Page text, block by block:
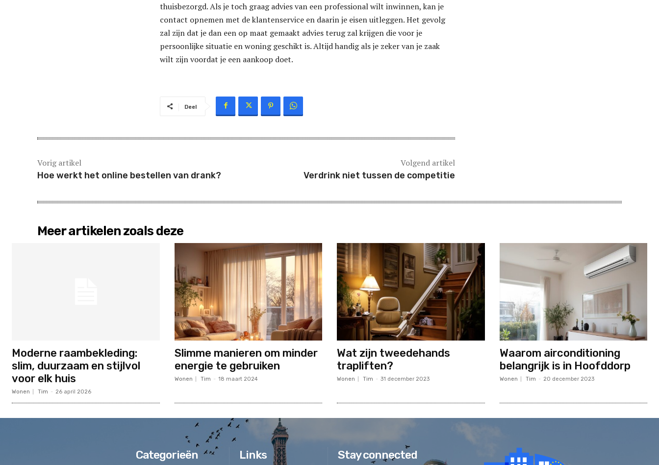
thuisbezorgd. Als je toch graag advies van een professional wilt inwinnen, kan je
contact opnemen met de klantenservice en daarin je eisen uitleggen. Het gevolg
zal zijn dat je dan een op maat gemaakt advies terug zal krijgen die voor je
persoonlijke situatie en woning geschikt is. Altijd handig als je zeker van je zaak
wilt zijn voordat je een aankoop doet.
Deel
Vorig artikel
Hoe werkt het online bestellen van drank?
Volgend artikel
Verdrink niet tussen de competitie
Meer artikelen zoals deze
Moderne raambekleding:
slim, duurzaam en stijlvol
voor elk huis
Wonen Tim - 26 april 2026
Slimme manieren om minder
energie te gebruiken
Wonen Tim - 18 maart 2024
Wat zijn tweedehands
trapliften?
Wonen Tim - 31 december 2023
Waarom airconditioning
belangrijk is in Hoofddorp
Wonen Tim - 20 december 2023
Categorieën Links Stay connected